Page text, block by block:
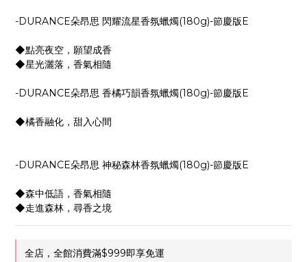
-DURANCE朵昂思 閃耀流星香氛蠟燭(180g)-節慶版E
◆點亮夜空，願望成香
◆星光灑落，香氣相隨
-DURANCE朵昂思 香橘巧韻香氛蠟燭(180g)-節慶版E
◆橘香融化，甜入心間
-DURANCE朵昂思 神秘森林香氛蠟燭(180g)-節慶版E
◆森中低語，香氣相隨
◆走進森林，尋香之境
全店，全館消費滿$999即享免運